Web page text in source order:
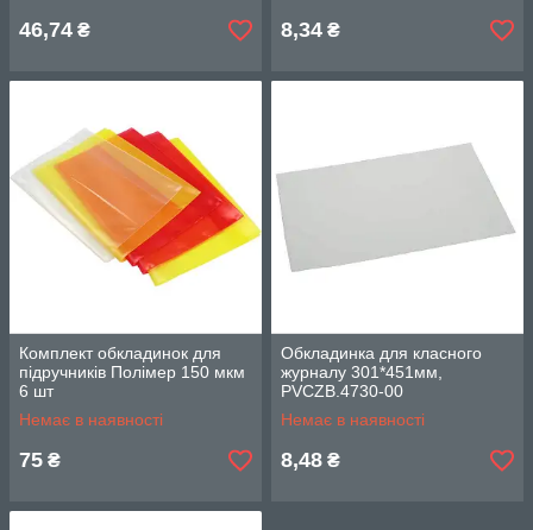
46,74 ₴ 8,34 ₴
Комплект обкладинок для
підручників Полімер 150 мкм
6 шт
Немає в наявності
75 ₴
Обкладинка для класного
журналу 301*451мм,
PVCZB.4730-00
Немає в наявності
8,48 ₴